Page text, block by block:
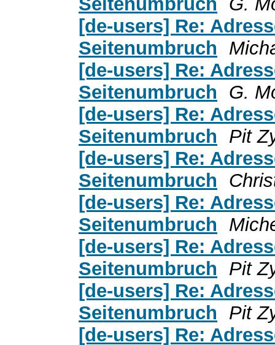
[de-users] Re:
Seitenumbruch
[de-users] Re:
Seitenumbruch
G.
[de-users] Re:
Seitenumbruch
Pit
[de-users] Re:
Seitenumbruch
[de-users] Re:
Seitenumbruch
[de-users] Re:
Seitenumbruch
Pit
[de-users] Re:
Seitenumbruch
Pit
[de-users] Re: